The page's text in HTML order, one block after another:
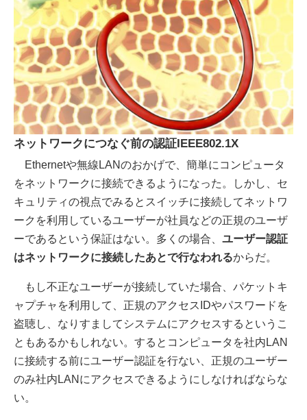
ネットワークにつなぐ前の認証IEEE802.1X
Ethernetや無線LANのおかげで、簡単にコンピュータ
をネットワークに接続できるようになった。しかし、セ
キュリティの視点でみるとスイッチに接続してネットワ
ークを利用しているユーザーが社員などの正規のユーザ
ーであるという保証はない。多くの場合、 ユーザー認証
はネットワークに接続したあとで行なわれるからだ。
もし不正なユーザーが接続していた場合、パケットキ
ャプチャを利用して、正規のアクセスIDやパスワードを
盗聴し、なりすましてシステムにアクセスするというこ
ともあるかもしれない。するとコンピュータを社内LAN
に接続する前にユーザー認証を行ない、正規のユーザー
のみ社内LANにアクセスできるようにしなければならな
い。